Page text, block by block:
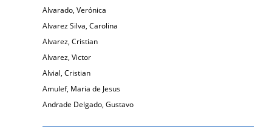
Alvarado, Verónica
Alvarez Silva, Carolina
Alvarez, Cristian
Alvarez, Victor
Alvial, Cristian
Amulef, Maria de Jesus
Andrade Delgado, Gustavo